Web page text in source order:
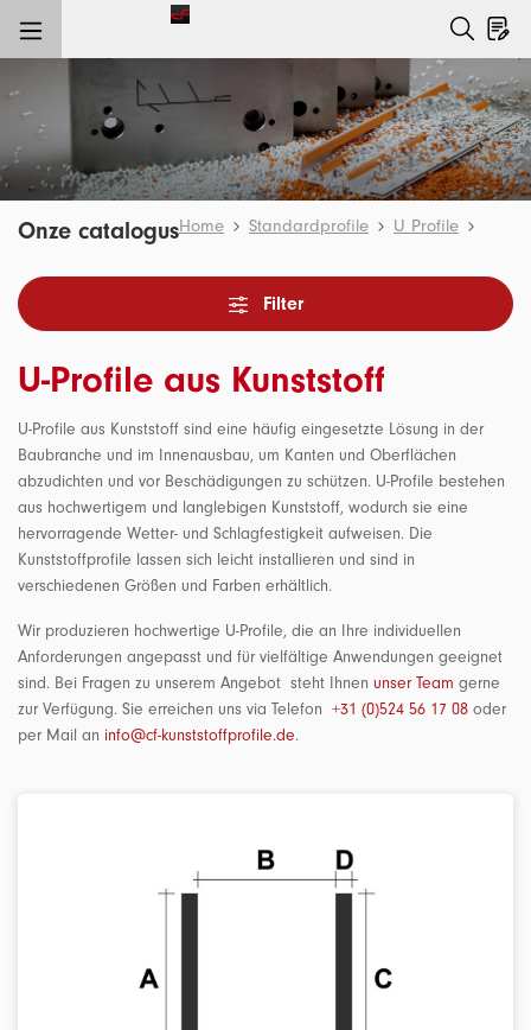
springen
Onze catalogusHome Standardprofile U Profile
Filter
U-Profile aus Kunststoff
U-Profile aus Kunststoff sind eine häufig eingesetzte Lösung in der
Baubranche und im Innenausbau, um Kanten und Oberflächen
abzudichten und vor Beschädigungen zu schützen. U-Profile bestehen
aus hochwertigem und langlebigen Kunststoff, wodurch sie eine
hervorragende Wetter- und Schlagfestigkeit aufweisen. Die
Kunststoffprofile lassen sich leicht installieren und sind in
verschiedenen Größen und Farben erhältlich.
Wir produzieren hochwertige U-Profile, die an Ihre individuellen
Anforderungen angepasst und für vielfältige Anwendungen geeignet
sind. Bei Fragen zu unserem Angebot steht Ihnen unser Team gerne
zur Verfügung. Sie erreichen uns via Telefon +31 (0)524 56 17 08 oder
per Mail an info@cf-kunststoffprofile.de.